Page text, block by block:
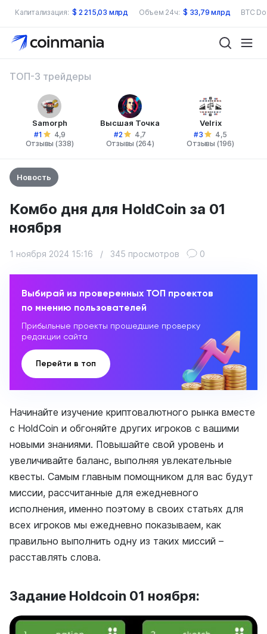
Капитализация: $ 2 215,03 млрд Объем 24ч: $ 33,79 млрд BTC
ТОП-3 трейдеры
Samorph
#1
4,9
Отзывы (338)
Высшая Точка
#2
4,7
Отзывы (264)
Velrix
#3
4,5
Отзывы (196)
Новость
Комбо дня для HoldCoin за 01
ноября
1 ноября 2024 15:16 / 345 просмотров 0
Выбирай из проверенных ТОП проектов
по мнению пользователей
Прибыльные проекты прошедшие проверку
редакции сайта
Перейти в топ
Начинайте изучение криптовалютного рынка вместе
с HoldCoin и обгоняйте других игроков с вашими
новыми знаниями. Повышайте свой уровень и
увеличивайте баланс, выполняя увлекательные
квесты. Самым главным помощником для вас будут
миссии, рассчитанные для ежедневного
исполнения, именно поэтому в своих статьях для
всех игроков мы ежедневно показываем, как
правильно выполнить одну из таких миссий –
расставлять слова.
Задание Holdcoin 01 ноября: